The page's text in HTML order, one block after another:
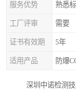
服务优势 熟悉
工厂评审 需要
证书有效期 5年
适用产品 防爆
深圳中诺检测